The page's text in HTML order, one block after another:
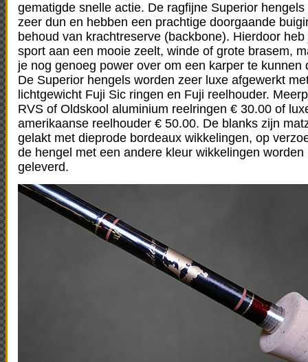
gematigde snelle actie. De ragfijne Superior hengels
zeer dun en hebben een prachtige doorgaande
behoud van krachtreserve (backbone). Hierdoor heb
sport aan een mooie zeelt, winde of grote brasem,
je nog genoeg power over om een karper te kunnen
De Superior hengels worden zeer luxe afgewerkt
lichtgewicht Fuji Sic ringen en Fuji reelhouder.
RVS of Oldskool aluminium reelringen € 30.00 of
amerikaanse reelhouder € 50.00. De blanks zijn
gelakt met dieprode bordeaux wikkelingen, op
de hengel met een andere kleur wikkelingen worden
geleverd.